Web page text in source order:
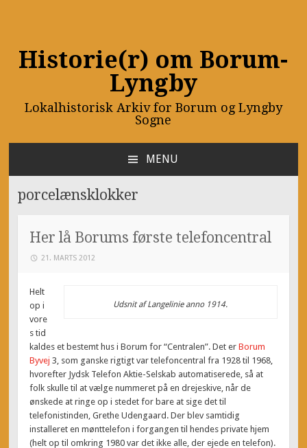
Historie(r) om Borum-
Lyngby
Lokalhistorisk Arkiv for Borum og Lyngby
Sogne
MENU
CONTENT
porcelænsklokker
Her lå Borums første telefoncentral
21. MARTS 2012
Udsnit af Langelinie anno 1914.
Helt
op i
vore
s tid
kaldes et bestemt hus i Borum for “Centralen”. Det erBorum
Byvej 3, som ganske rigtigt var telefoncentral fra 1928 til 1968,
hvorefter Jydsk Telefon Aktie-Selskab automatiserede, så at
folk skulle til at vælge nummeret på en drejeskive, når de
ønskede at ringe op i stedet for bare at sige det til
telefonistinden, Grethe Udengaard. Der blev samtidig
installeret en mønttelefon i forgangen til hendes private hjem
(helt op til omkring 1980 var det ikke alle, der ejede en telefon).